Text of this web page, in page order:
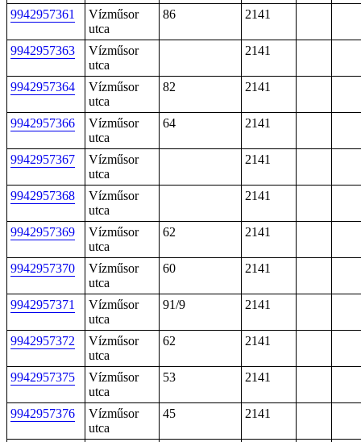
9942957361
Vízműsor
utca
86 2141
9942957363
Vízműsor
utca
2141
9942957364
Vízműsor
utca
82 2141
9942957366
Vízműsor
utca
64 2141
9942957367
Vízműsor
utca
2141
9942957368
Vízműsor
utca
2141
9942957369
Vízműsor
utca
62 2141
9942957370
Vízműsor
utca
60 2141
9942957371
Vízműsor
utca
91/9 2141
9942957372
Vízműsor
utca
62 2141
9942957375
Vízműsor
utca
53 2141
9942957376
Vízműsor
utca
45 2141